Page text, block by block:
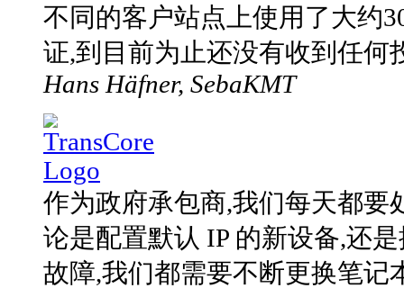
不同的客户站点上使用了大约
证,到目前为止还没有收到任何
Hans Häfner, SebaKMT
作为政府承包商,我们每天都要
论是配置默认 IP 的新设备,还
故障,我们都需要不断更换笔记